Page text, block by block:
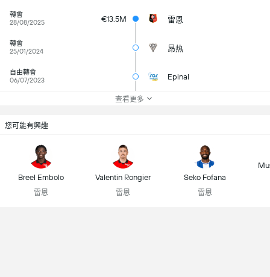
轉會
28/08/2025
€13.5M 雷恩
轉會
25/01/2024
昂热
自由轉會
06/07/2023
Epinal
查看更多
您可能有興趣
Breel Embolo
雷恩
Valentin Rongier
雷恩
Seko Fofana
雷恩